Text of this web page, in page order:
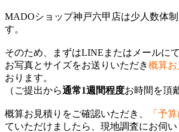
MADOショップ神戸六甲店は少人数体
す。
そのため、まずはLINEまたはメールに
お写真とサイズをお送りいただき概算お
おります。
（ご提出から通常1週間程度お時間を頂
概算お見積りをご確認いただき、 「予
ていただけましたら、現地調査にお伺